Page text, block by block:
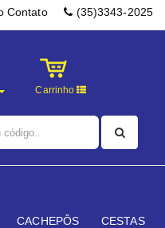
Contato (35)3343-2025
Carrinho
CACHEPÔS CESTAS